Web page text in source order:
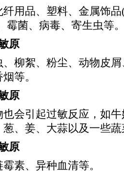
品、塑料、金属饰品
霉菌、病毒、寄生虫等
原
絮、粉尘、动物皮屑
等。
原
引起过敏反应，如牛
、姜、大蒜以及一些
原
、异种血清等。